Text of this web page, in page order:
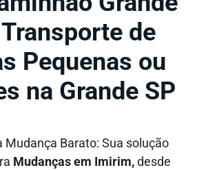
de
Pequenas ou
na Grande SP
Mudança Barato: Sua solução
Mudanças em Imirim,desde